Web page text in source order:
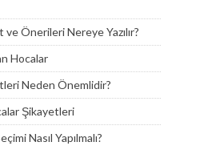
Önerileri Nereye Yazılır?
Hocalar
Neden Önemlidir?
Şikayetleri
Nasıl Yapılmalı?